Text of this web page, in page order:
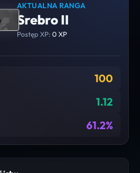
AKTUALNA RANGA
Srebro II
Postęp XP: 0 XP
100
1.12
61.2%